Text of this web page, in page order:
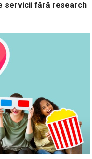
servicii fără research